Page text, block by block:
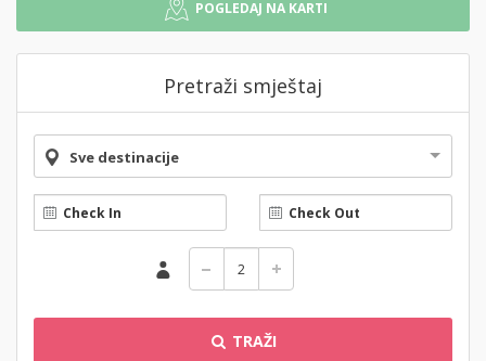
POGLEDAJ NA KARTI
Pretraži smještaj
Sve destinacije
TRAŽI